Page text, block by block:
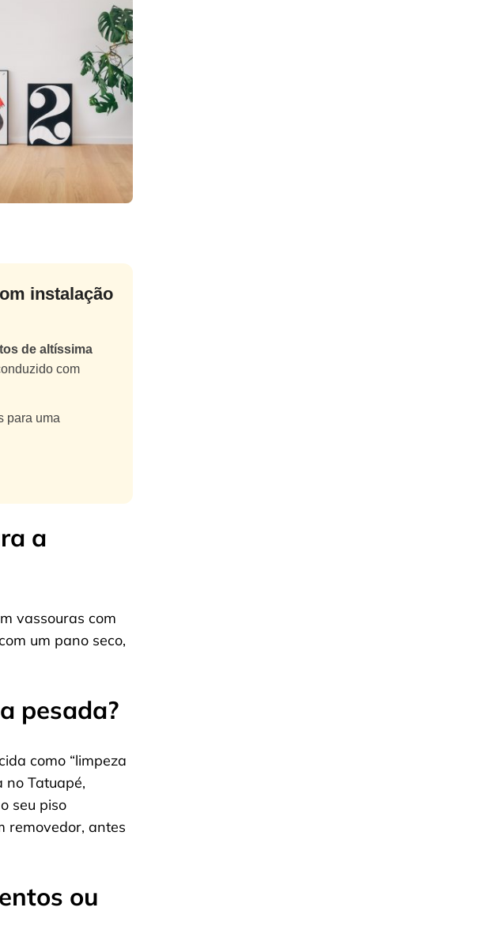
instalação
de altíssima
com
para uma
a
vassouras com
um pano seco,
pesada?
como “limpeza
no Tatuapé,
seu piso
removedor, antes
ou